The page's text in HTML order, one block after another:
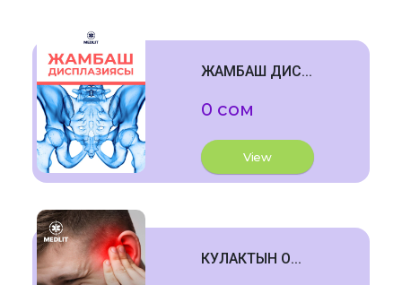
ЖАМБАШ ДИС...
0 сом
View
КУЛАКТЫН О...